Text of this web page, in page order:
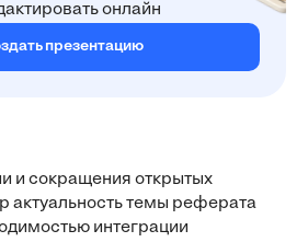
онлайн
презентацию
и сокращения открытых
актуальность темы реферата
интеграции